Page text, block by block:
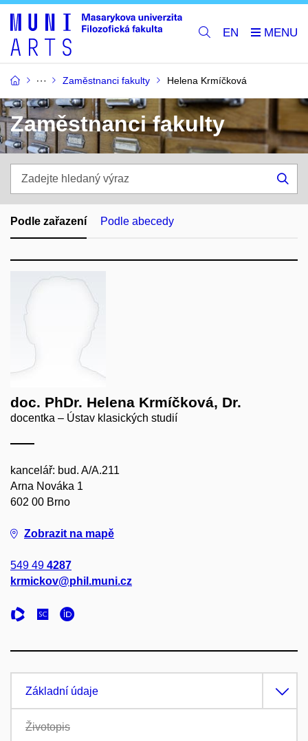
EN
Zaměstnanci fakulty Helena Krmíčková
Zaměstnanci fakulty
hledaný
výraz
Podle zařazení Podle abecedy
doc. PhDr. Helena Krmíčková, Dr.
docentka – Ústav klasických studií
kancelář: bud. A/A.211
Arna Nováka 1
602 00 Brno
Zobrazit na mapě
549 49 4287
krmickov@phil.muni.cz
Základní údaje
Životopis